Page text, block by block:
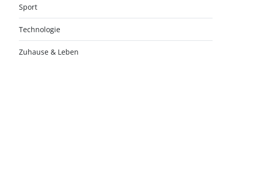
Sport
Technologie
Zuhause & Leben